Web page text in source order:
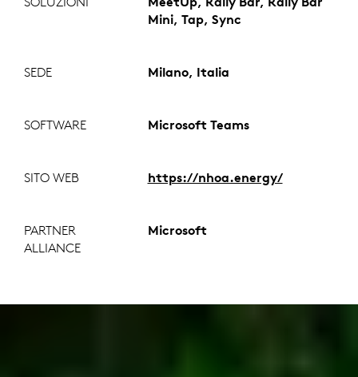
Mini, Tap, Sync
SEDE Milano, Italia
SOFTWARE Microsoft Teams
SITO WEB https://nhoa.energy/
PARTNER
ALLIANCE
Microsoft